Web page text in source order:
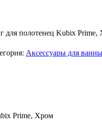
для полотенец Kubix
Аксессуары для
Prime, Хром